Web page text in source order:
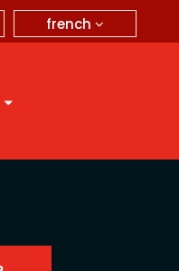
french